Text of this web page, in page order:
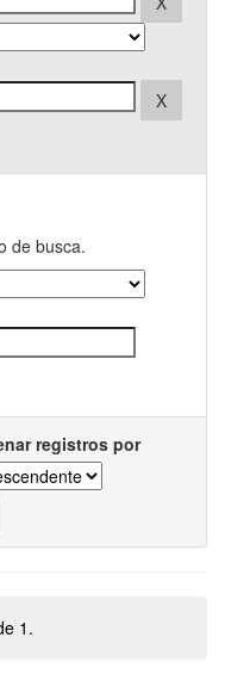
de busca.
registros por
1.